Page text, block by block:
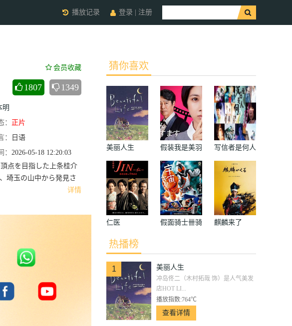
登录 注册
播放记录
会员收藏
1807 1349
明
：
正片
：
日语
： 2026-05-18 12:20:03
详情
点を目指した上条桂介
埼玉の山中から発見さ
猜你喜欢
美丽人生
假装我是美羽
小姐
写信者是何人
仁医 假面骑士卌骑 麒麟来了
热播榜
1 美丽人生
冲岛佟二（木村拓哉 饰）是人气美发
店HOT LI...
播放指数:764℃
查看详情